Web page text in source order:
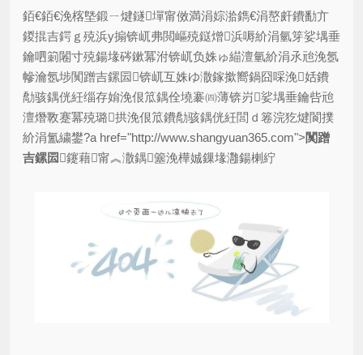
銆€銆€浼楁墍鍛ㄧ煡鐩墠甯傚満涓婃湁鐫€涓嶅皯鐨勫亣
鍐掍吉鍔ｇ殑浜у搧锛屼弗閲嶇殑鎹熷浜嗕紒涓氫笌娑堣垂
鑰呬箣闂寸殑鍚堟硶鏉冪泭锛屼负姝ゅ緢澶氫紒涓氶兘浼氬
幓瀹氬埗闃蹭吉鏍囩锛屼互姝ゆ潵鎵撳嚮鍋囧啋浼姡鐨
勪骇鍝侊紝缁存姢浼佷笟鍝佺墝褰㈣薄锛岃娑堣垂鑰呰兘
澶熸斁蹇冪殑璐拱浼佷笟鐨勪骇鍝侊紝閭ｄ箞浣犵煡閬撲
紒涓氳繍鐢?a href="http://www.shangyuan365.com">闃蹭
吉鏍囩鑳藉甯︽潵鍝簺浼樺娍鏁堟灉鍚楋紵